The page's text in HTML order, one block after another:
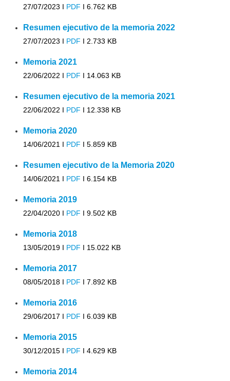
27/07/2023 I PDF I 6.762 KB
Resumen ejecutivo de la memoria 2022
27/07/2023 I PDF I 2.733 KB
Memoria 2021
22/06/2022 I PDF I 14.063 KB
Resumen ejecutivo de la memoria 2021
22/06/2022 I PDF I 12.338 KB
Memoria 2020
14/06/2021 I PDF I 5.859 KB
Resumen ejecutivo de la Memoria 2020
14/06/2021 I PDF I 6.154 KB
Memoria 2019
22/04/2020 I PDF I 9.502 KB
Memoria 2018
13/05/2019 I PDF I 15.022 KB
Memoria 2017
08/05/2018 I PDF I 7.892 KB
Memoria 2016
29/06/2017 I PDF I 6.039 KB
Memoria 2015
30/12/2015 I PDF I 4.629 KB
Memoria 2014